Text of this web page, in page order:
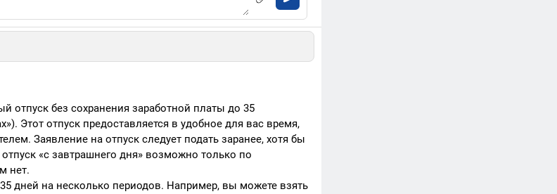
отпуск без сохранения заработной платы до 35
Этот отпуск предоставляется в удобное для вас время,
Заявление на отпуск следует подать заранее, хотя бы
«с завтрашнего дня» возможно только по
нет.
дней на несколько периодов. Например, вы можете взять